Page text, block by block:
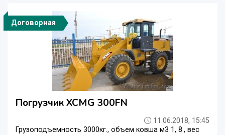
Договорная
Погрузчик XCMG 300FN
11.06.2018, 15:45
Грузоподъемность 3000кг., объем ковша м3 1, 8., вес